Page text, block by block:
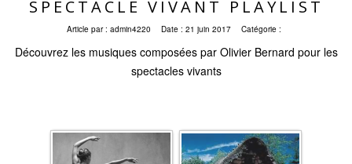
SPECTACLE VIVANT PLAYLIST
Article par : admin4220 Date : 21 juin 2017 Catégorie :
Découvrez les musiques composées par Olivier Bernard pour les
spectacles vivants